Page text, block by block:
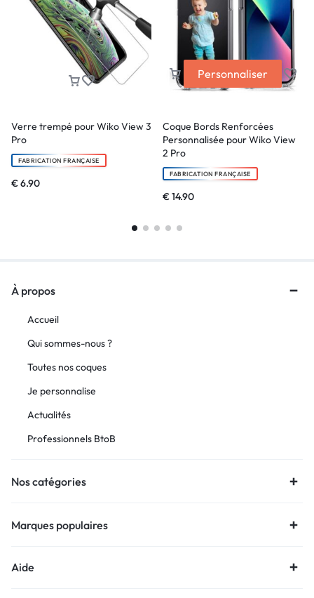
Verre trempé pour Wiko View 3
Pro
FABRICATION FRANÇAISE
€6.90
Personnaliser
Coque Bords Renforcées
Personnalisée pour Wiko View
2 Pro
FABRICATION FRANÇAISE
€14.90
À propos
Accueil
Qui sommes-nous ?
Toutes nos coques
Je personnalise
Actualités
Professionnels BtoB
Nos catégories
Marques populaires
Aide